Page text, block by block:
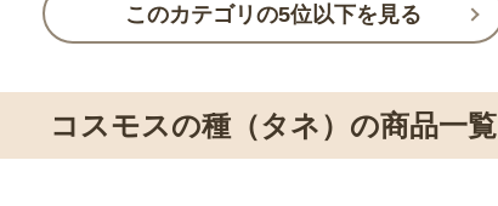
このカテゴリの5位以下を見る
コスモスの種（タネ）の商品一覧